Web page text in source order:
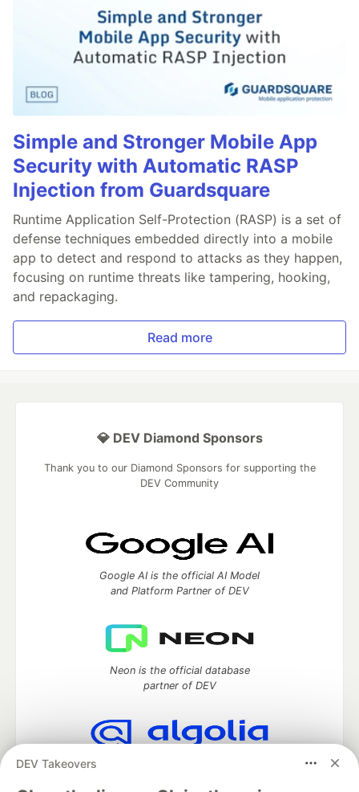
Simple and Stronger Mobile App
Security with Automatic RASP
Injection from Guardsquare
Runtime Application Self-Protection (RASP) is a set of
defense techniques embedded directly into a mobile
app to detect and respond to attacks as they happen,
focusing on runtime threats like tampering, hooking,
and repackaging.
Read more
DEV Takeovers
💎 DEV Diamond Sponsors
Thank you to our Diamond Sponsors for supporting the
DEV Community
Google AI is the official AI Model
and Platform Partner of DEV
Neon is the official database
partner of DEV
Algolia is the official search partner